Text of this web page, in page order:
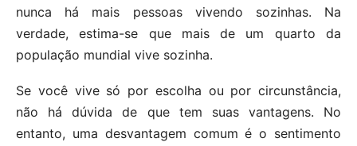
nunca há mais pessoas vivendo sozinhas. Na
verdade, estima-se que mais de um quarto da
população mundial vive sozinha.
Se você vive só por escolha ou por circunstância,
não há dúvida de que tem suas vantagens. No
entanto, uma desvantagem comum é o sentimento